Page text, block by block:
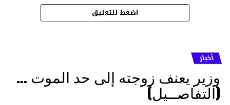
اضغط للتعليق
أخبار
وزير يعنف زوجته إلى حد الموت …
(التفاصــيل)